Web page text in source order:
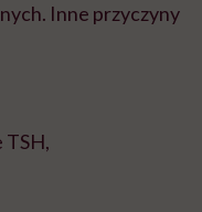
Inne przyczyny
TSH,